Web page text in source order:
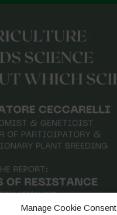
Manage Cookie Consent